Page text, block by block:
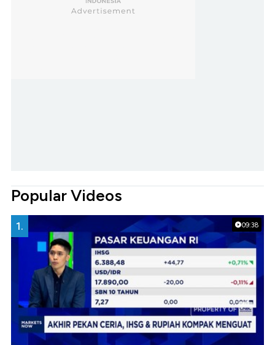
Popular Videos
09:38
1.